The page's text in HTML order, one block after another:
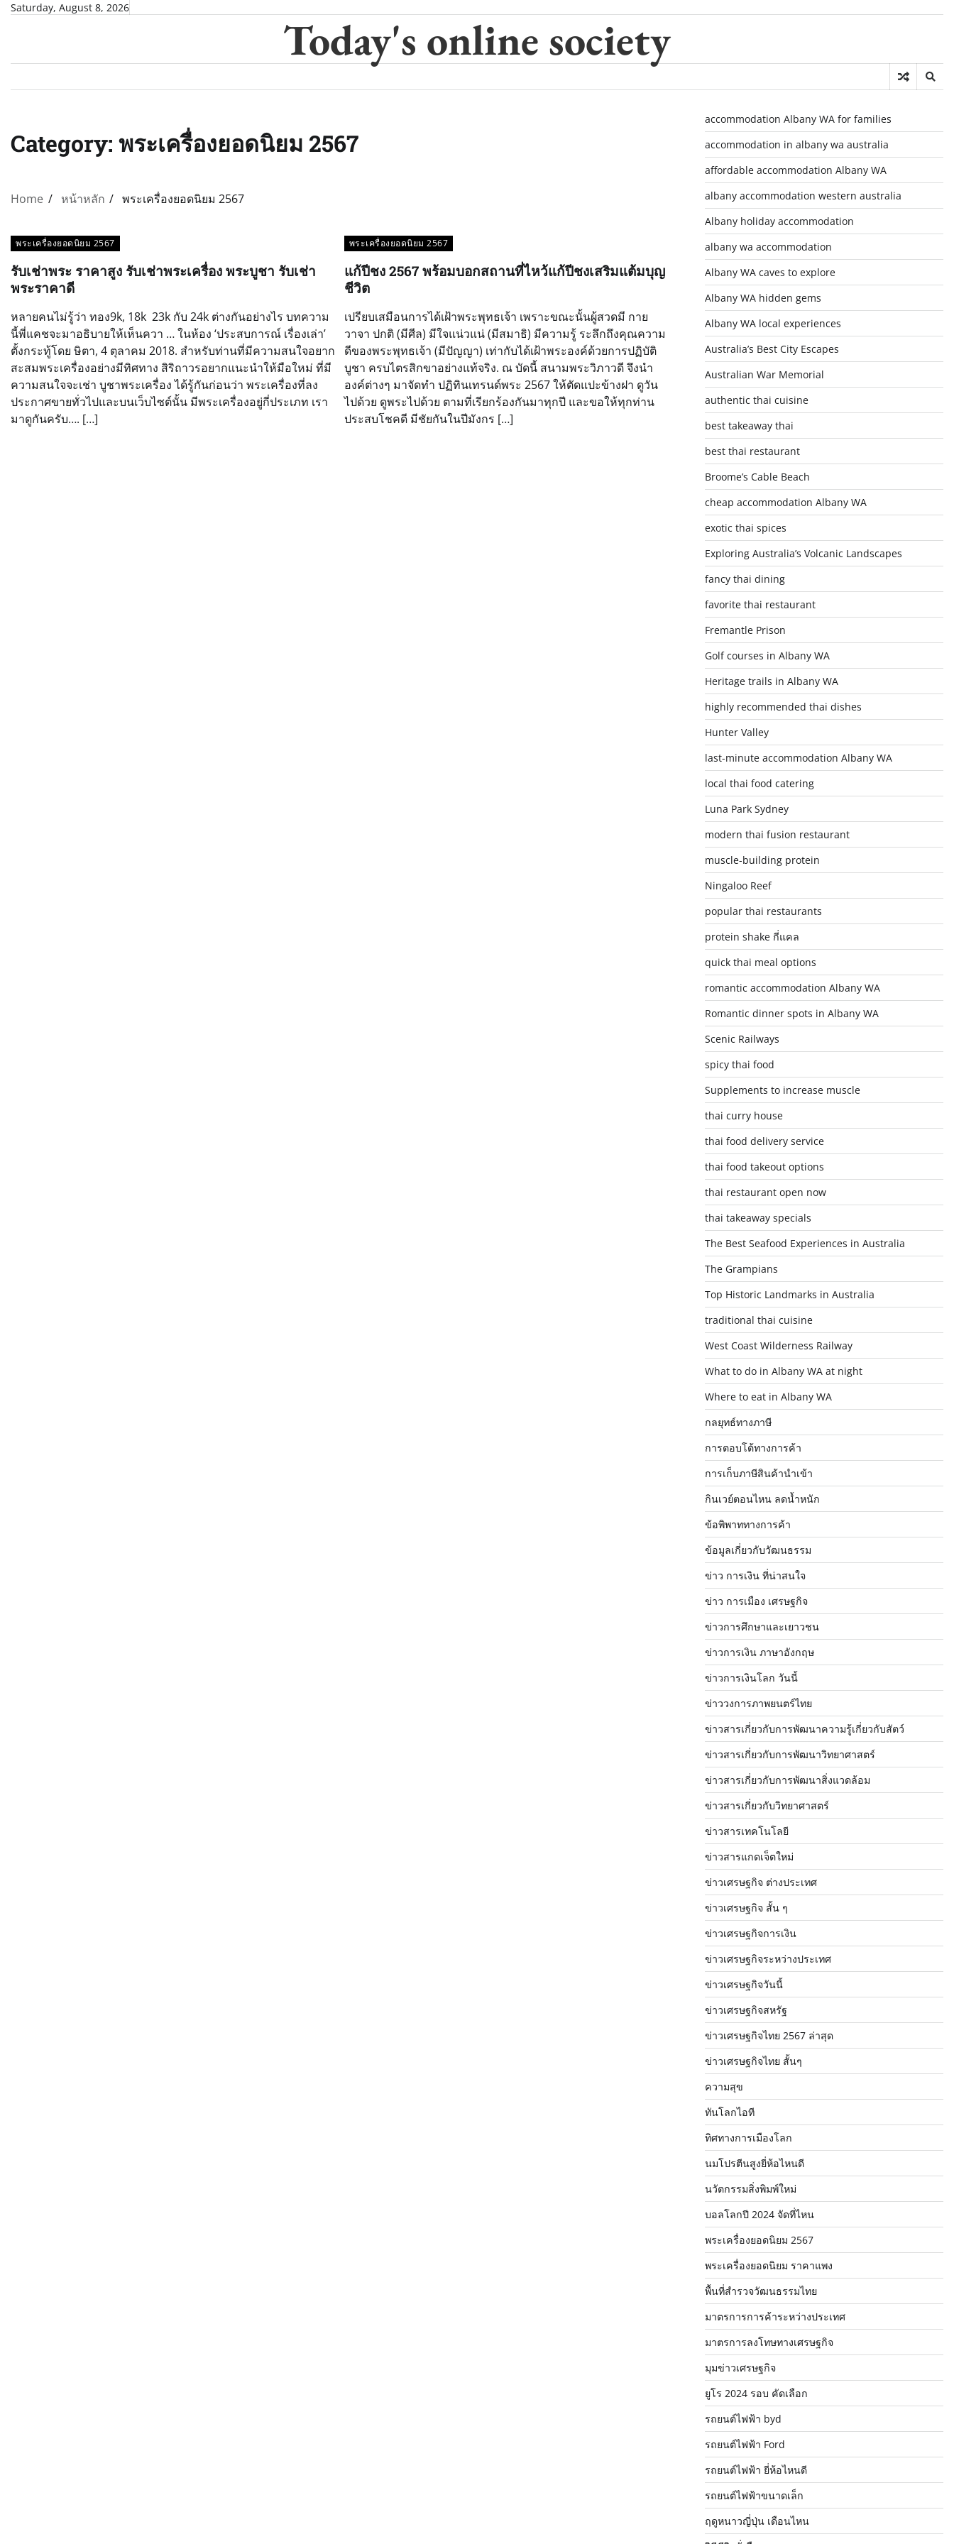
SkipSaturday, August 8, 2026
Today's online society
Category: พระเครื่องยอดนิยม 2567
Home หน้าหลัก พระเครื่องยอดนิยม 2567
พระเครื่องยอดนิยม 2567
รับเช่าพระ ราคาสูง รับเช่าพระเครื่อง พระบูชา รับเช่า
พระราคาดี
หลายคนไม่รู้ว่า ทอง9k, 18k 23k กับ 24k ต่างกันอย่างไร บทความ
นี้พี่แคชจะมาอธิบายให้เห็นควา … ในห้อง ‘ประสบการณ์ เรื่องเล่า’
ตั้งกระทู้โดย ษิตา, 4 ตุลาคม 2018. สำหรับท่านที่มีความสนใจอยาก
สะสมพระเครื่องอย่างมีทิศทาง สิริถาวรอยากแนะนำให้มือใหม่ ที่มี
ความสนใจจะเช่า บูชาพระเครื่อง ได้รู้กันก่อนว่า พระเครื่องที่ลง
ประกาศขายทั่วไปและบนเว็บไซต์นั้น มีพระเครื่องอยู่กี่ประเภท เรา
มาดูกันครับ…. […]
พระเครื่องยอดนิยม 2567
แก้ปีชง 2567 พร้อมบอกสถานที่ไหว้แก้ปีชงเสริมแต้มบุญ
ชีวิต
เปรียบเสมือนการได้เฝ้าพระพุทธเจ้า เพราะขณะนั้นผู้สวดมี กาย
วาจา ปกติ (มีศีล) มีใจแน่วแน่ (มีสมาธิ) มีความรู้ ระลึกถึงคุณความ
ดีของพระพุทธเจ้า (มีปัญญา) เท่ากับได้เฝ้าพระองค์ด้วยการปฏิบัติ
บูชา ครบไตรสิกขาอย่างแท้จริง. ณ บัดนี้ สนามพระวิภาวดี จึงนำ
องค์ต่างๆ มาจัดทำ ปฏิทินเทรนด์พระ 2567 ให้ตัดแปะข้างฝา ดูวัน
ไปด้วย ดูพระไปด้วย ตามที่เรียกร้องกันมาทุกปี และขอให้ทุกท่าน
ประสบโชคดี มีชัยกันในปีมังกร […]
accommodation Albany WA for families
accommodation in albany wa australia
affordable accommodation Albany WA
albany accommodation western australia
Albany holiday accommodation
albany wa accommodation
Albany WA caves to explore
Albany WA hidden gems
Albany WA local experiences
Australia’s Best City Escapes
Australian War Memorial
authentic thai cuisine
best takeaway thai
best thai restaurant
Broome’s Cable Beach
cheap accommodation Albany WA
exotic thai spices
Exploring Australia’s Volcanic Landscapes
fancy thai dining
favorite thai restaurant
Fremantle Prison
Golf courses in Albany WA
Heritage trails in Albany WA
highly recommended thai dishes
Hunter Valley
last-minute accommodation Albany WA
local thai food catering
Luna Park Sydney
modern thai fusion restaurant
muscle-building protein
Ningaloo Reef
popular thai restaurants
protein shake กี่แคล
quick thai meal options
romantic accommodation Albany WA
Romantic dinner spots in Albany WA
Scenic Railways
spicy thai food
Supplements to increase muscle
thai curry house
thai food delivery service
thai food takeout options
thai restaurant open now
thai takeaway specials
The Best Seafood Experiences in Australia
The Grampians
Top Historic Landmarks in Australia
traditional thai cuisine
West Coast Wilderness Railway
What to do in Albany WA at night
Where to eat in Albany WA
กลยุทธ์ทางภาษี
การตอบโต้ทางการค้า
การเก็บภาษีสินค้านำเข้า
กินเวย์ตอนไหน ลดน้ำหนัก
ข้อพิพาททางการค้า
ข้อมูลเกี่ยวกับวัฒนธรรม
ข่าว การเงิน ที่น่าสนใจ
ข่าว การเมือง เศรษฐกิจ
ข่าวการศึกษาและเยาวชน
ข่าวการเงิน ภาษาอังกฤษ
ข่าวการเงินโลก วันนี้
ข่าววงการภาพยนตร์ไทย
ข่าวสารเกี่ยวกับการพัฒนาความรู้เกี่ยวกับสัตว์
ข่าวสารเกี่ยวกับการพัฒนาวิทยาศาสตร์
ข่าวสารเกี่ยวกับการพัฒนาสิ่งแวดล้อม
ข่าวสารเกี่ยวกับวิทยาศาสตร์
ข่าวสารเทคโนโลยี
ข่าวสารแกดเจ็ตใหม่
ข่าวเศรษฐกิจ ต่างประเทศ
ข่าวเศรษฐกิจ สั้น ๆ
ข่าวเศรษฐกิจการเงิน
ข่าวเศรษฐกิจระหว่างประเทศ
ข่าวเศรษฐกิจวันนี้
ข่าวเศรษฐกิจสหรัฐ
ข่าวเศรษฐกิจไทย 2567 ล่าสุด
ข่าวเศรษฐกิจไทย สั้นๆ
ความสุข
ทันโลกไอที
ทิศทางการเมืองโลก
นมโปรตีนสูงยี่ห้อไหนดี
นวัตกรรมสิ่งพิมพ์ใหม่
บอลโลกปี 2024 จัดที่ไหน
พระเครื่องยอดนิยม 2567
พระเครื่องยอดนิยม ราคาแพง
พื้นที่สำรวจวัฒนธรรมไทย
มาตรการการค้าระหว่างประเทศ
มาตรการลงโทษทางเศรษฐกิจ
มุมข่าวเศรษฐกิจ
ยูโร 2024 รอบ คัดเลือก
รถยนต์ไฟฟ้า byd
รถยนต์ไฟฟ้า Ford
รถยนต์ไฟฟ้า ยี่ห้อไหนดี
รถยนต์ไฟฟ้าขนาดเล็ก
ฤดูหนาวญี่ปุ่น เดือนไหน